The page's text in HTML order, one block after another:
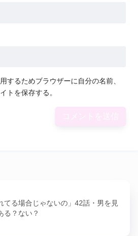
するためブラウザーに自分の名前、
トを保存する。
てる場合じゃないの」42話・男を見
る？ない？